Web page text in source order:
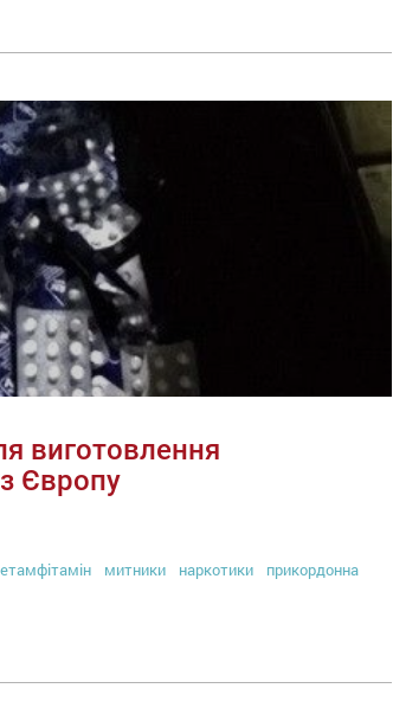
виготовлення
Європу
митники наркотики
прикордонна